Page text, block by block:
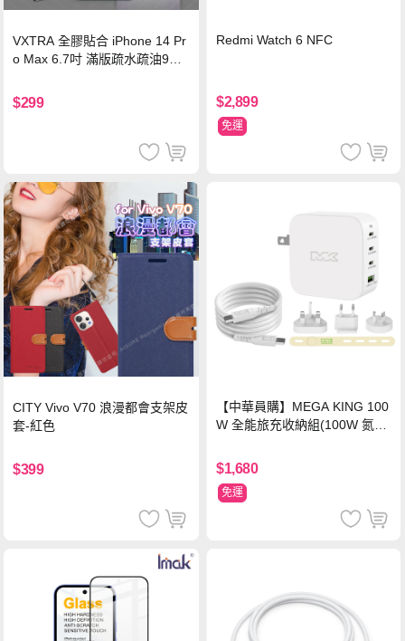
VXTRA 全膠貼合 iPhone 14 Pr
o Max 6.7吋 滿版疏水疏油9H
$299
Redmi Watch 6 NFC
$2,899
免運
CITY Vivo V70 浪漫都會支架皮
套-紅色
$399
【中華員購】MEGA KING 100
W 全能旅充收納組(100W 氮化
萬國轉接器)
$1,680
免運